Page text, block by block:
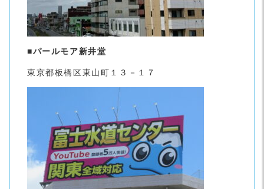
■パールモア新井堂
東京都板橋区東山町１３－１７